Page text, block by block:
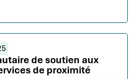
de soutien aux
de proximité